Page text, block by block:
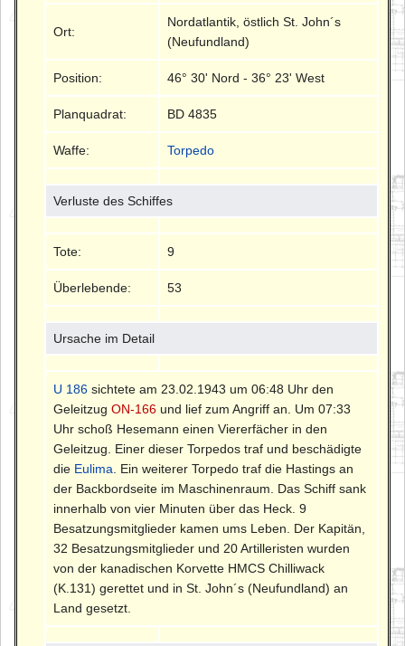
Ort:
Nordatlantik, östlich St. John´s
(Neufundland)
Position: 46° 30' Nord - 36° 23' West
Planquadrat: BD 4835
Waffe: Torpedo
Verluste des Schiffes
Tote: 9
Überlebende: 53
Ursache im Detail
U 186 sichtete am 23.02.1943 um 06:48 Uhr den
GeleitzugON-166 und lief zum Angriff an. Um 07:33
Uhr schoß Hesemann einen Viererfächer in den
Geleitzug. Einer dieser Torpedos traf und beschädigte
die Eulima . Ein weiterer Torpedo traf die Hastings an
der Backbordseite im Maschinenraum. Das Schiff sank
innerhalb von vier Minuten über das Heck. 9
Besatzungsmitglieder kamen ums Leben. Der Kapitän,
32 Besatzungsmitglieder und 20 Artilleristen wurden
von der kanadischen Korvette HMCS Chilliwack
(K.131) gerettet und in St. John´s (Neufundland) an
Land gesetzt.